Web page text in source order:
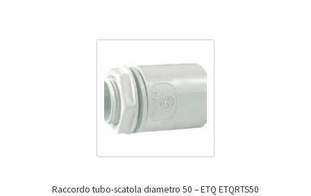
Raccordo tubo-scatola diametro 50 – ETQ ETQRTS50